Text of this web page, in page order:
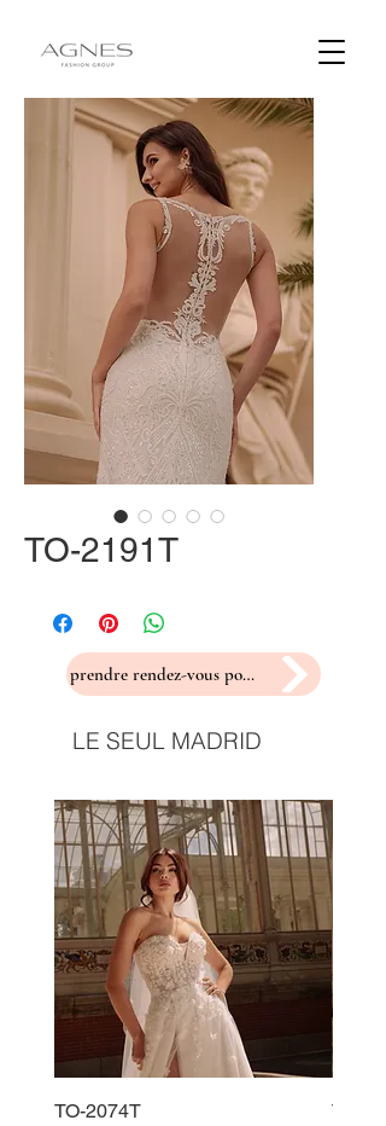
TO-2191T
prendre rendez-vous pour un essayage
LE SEUL MADRID
TO-2074T TO-